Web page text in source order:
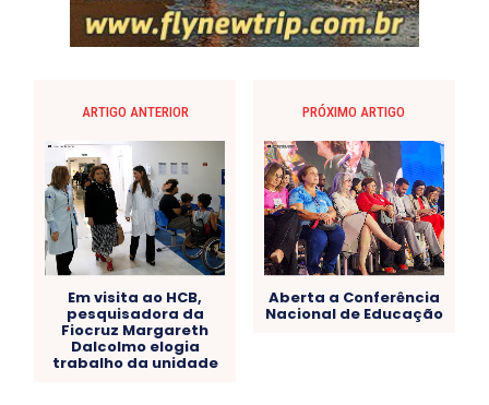
ARTIGO ANTERIOR
Em visita ao HCB,
pesquisadora da
Fiocruz Margareth
Dalcolmo elogia
trabalho da unidade
PRÓXIMO ARTIGO
Aberta a Conferência
Nacional de Educação